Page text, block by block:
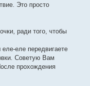
Это просто
ради того, чтобы
еле передвигаете
Советую Вам
прохождения